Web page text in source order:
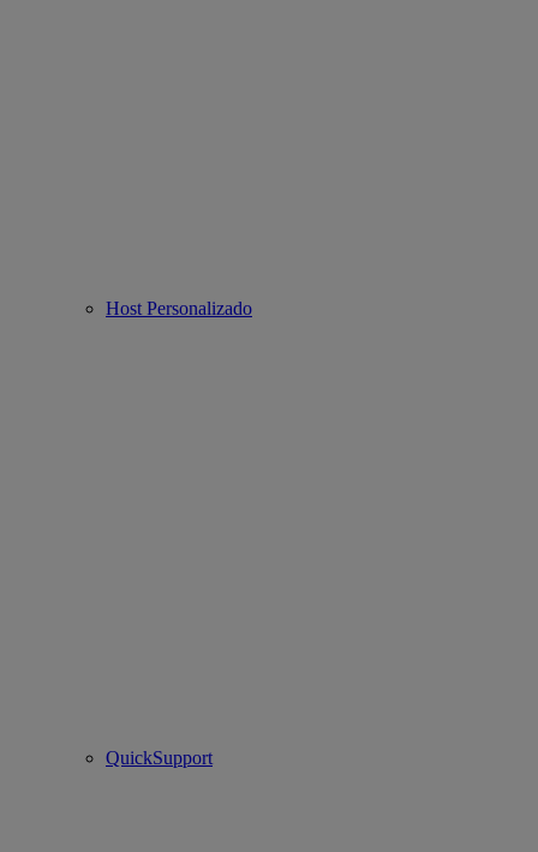
Host Personalizado
QuickSupport